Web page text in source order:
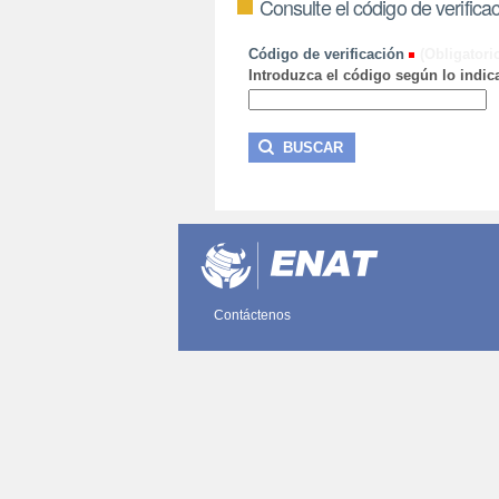
Consulte el código de
Código de verificación
Introduzca el código según lo
Contáctenos